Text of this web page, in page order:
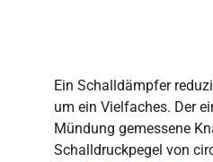
Ein Schalldämpfer
um ein Vielfaches. Der
Mündung gemessene
Schalldruckpegel von